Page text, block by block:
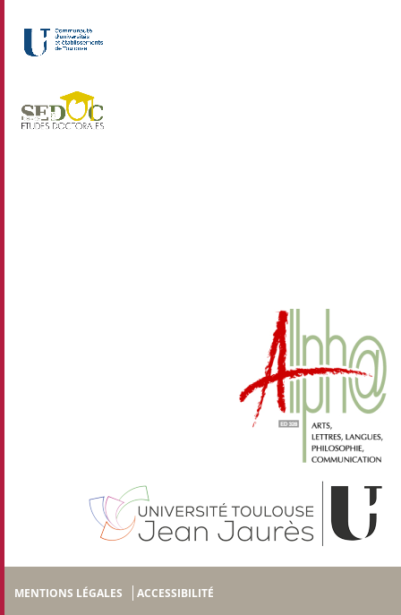
MENTIONS LÉGALES ACCESSIBILITÉ